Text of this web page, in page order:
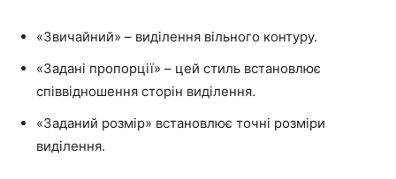
«Звичайний» – виділення вільного контуру.
«Задані пропорції» – цей стиль встановлює
співвідношення сторін виділення.
«Заданий розмір» встановлює точні розміри
виділення.